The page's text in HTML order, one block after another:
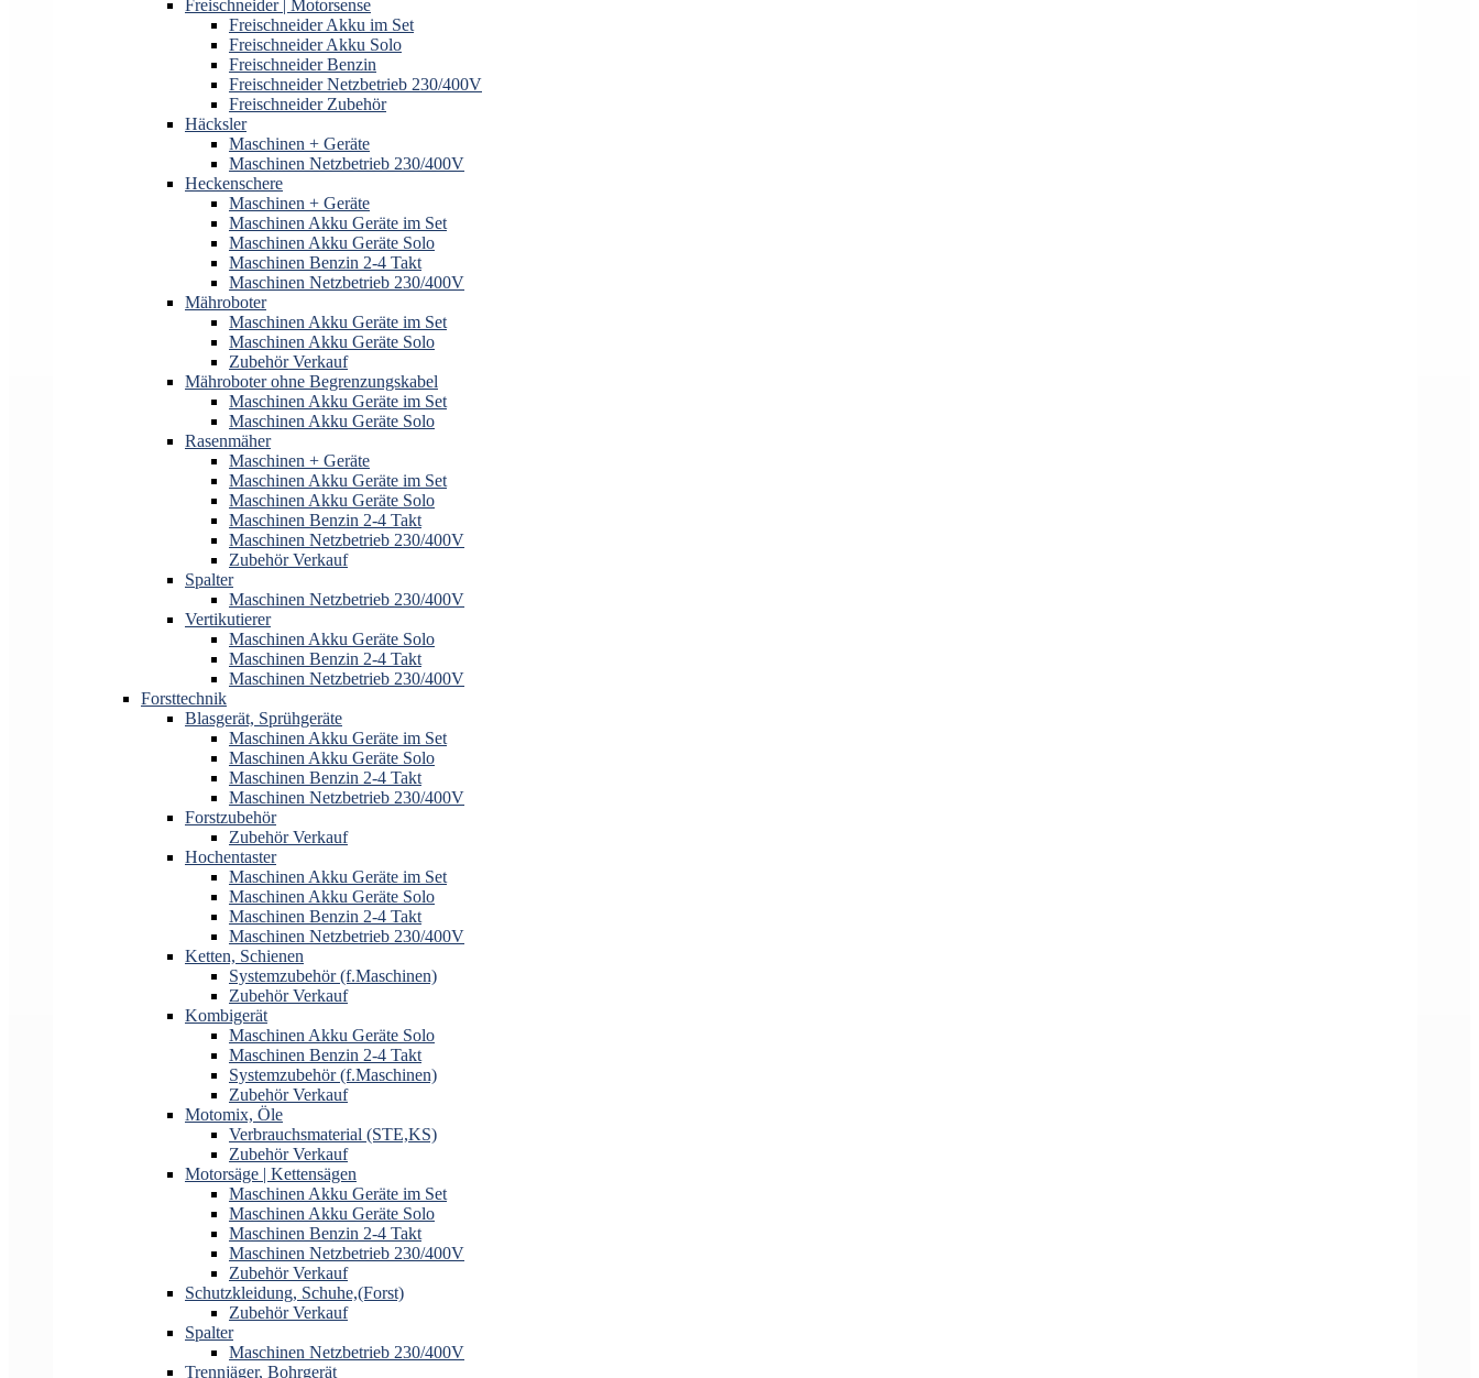
Freischneider | Motorsense
Freischneider Akku im Set
Freischneider Akku Solo
Freischneider Benzin
Freischneider Netzbetrieb 230/400V
Freischneider Zubehör
Häcksler
Maschinen + Geräte
Maschinen Netzbetrieb 230/400V
Heckenschere
Maschinen + Geräte
Maschinen Akku Geräte im Set
Maschinen Akku Geräte Solo
Maschinen Benzin 2-4 Takt
Maschinen Netzbetrieb 230/400V
Mähroboter
Maschinen Akku Geräte im Set
Maschinen Akku Geräte Solo
Zubehör Verkauf
Mähroboter ohne Begrenzungskabel
Maschinen Akku Geräte im Set
Maschinen Akku Geräte Solo
Rasenmäher
Maschinen + Geräte
Maschinen Akku Geräte im Set
Maschinen Akku Geräte Solo
Maschinen Benzin 2-4 Takt
Maschinen Netzbetrieb 230/400V
Zubehör Verkauf
Spalter
Maschinen Netzbetrieb 230/400V
Vertikutierer
Maschinen Akku Geräte Solo
Maschinen Benzin 2-4 Takt
Maschinen Netzbetrieb 230/400V
Forsttechnik
Blasgerät, Sprühgeräte
Maschinen Akku Geräte im Set
Maschinen Akku Geräte Solo
Maschinen Benzin 2-4 Takt
Maschinen Netzbetrieb 230/400V
Forstzubehör
Zubehör Verkauf
Hochentaster
Maschinen Akku Geräte im Set
Maschinen Akku Geräte Solo
Maschinen Benzin 2-4 Takt
Maschinen Netzbetrieb 230/400V
Ketten, Schienen
Systemzubehör (f.Maschinen)
Zubehör Verkauf
Kombigerät
Maschinen Akku Geräte Solo
Maschinen Benzin 2-4 Takt
Systemzubehör (f.Maschinen)
Zubehör Verkauf
Motomix, Öle
Verbrauchsmaterial (STE,KS)
Zubehör Verkauf
Motorsäge | Kettensägen
Maschinen Akku Geräte im Set
Maschinen Akku Geräte Solo
Maschinen Benzin 2-4 Takt
Maschinen Netzbetrieb 230/400V
Zubehör Verkauf
Schutzkleidung, Schuhe,(Forst)
Zubehör Verkauf
Spalter
Maschinen Netzbetrieb 230/400V
Trennjäger, Bohrgerät